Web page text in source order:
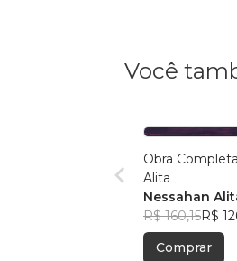
Você
Obra
Alita
Nessahan
R$ 160,15R$
Comprar